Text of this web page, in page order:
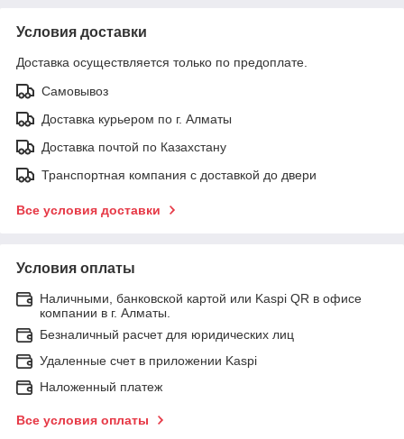
Условия доставки
Доставка осуществляется только по предоплате.
Самовывоз
Доставка курьером по г. Алматы
Доставка почтой по Казахстану
Транспортная компания с доставкой до двери
Все условия доставки
Условия оплаты
Наличными, банковской картой или Kaspi QR в офисе
компании в г. Алматы.
Безналичный расчет для юридических лиц
Удаленные счет в приложении Kaspi
Наложенный платеж
Все условия оплаты